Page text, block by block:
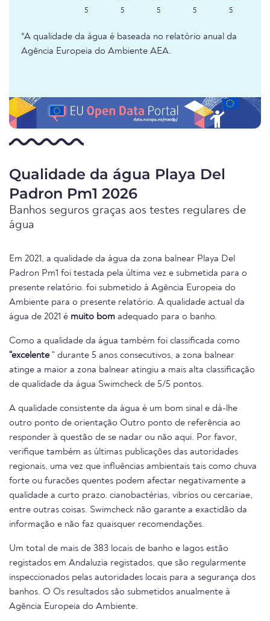
5 5 5 5 5
*A qualidade da água é baseada no relatório anual da
Agência Europeia do Ambiente AEA.
Qualidade da água Playa Del
Padron Pm1 2026
Banhos seguros graças aos testes regulares de
água
Em 2021, a qualidade da água da zona balnear Playa Del
Padron Pm1 foi testada pela última vez e submetida para o
presente relatório. foi submetido à Agência Europeia do
Ambiente para o presente relatório. A qualidade actual da
água de 2021 é muito bom adequado para o banho.
Como a qualidade da água também foi classificada como
"excelente " durante 5 anos consecutivos, a zona balnear
atinge a maior a zona balnear atingiu a mais alta classificação
de qualidade da água Swimcheck de 5/5 pontos.
A qualidade consistente da água é um bom sinal e dá-lhe
outro ponto de orientação Outro ponto de referência ao
responder à questão de se nadar ou não aqui. Por favor,
verifique também as últimas publicações das autoridades
regionais, uma vez que influências ambientais tais como chuva
forte ou furacões quentes podem afectar negativamente a
qualidade a curto prazo. cianobactérias, vibrios ou cercariae,
entre outras coisas. Swimcheck não garante a exactidão da
informação e não faz quaisquer recomendações.
Um total de mais de 383 locais de banho e lagos estão
registados em Andaluzia registados, que são regularmente
inspeccionados pelas autoridades locais para a segurança dos
banhos. O Os resultados são submetidos anualmente à
Agência Europeia do Ambiente.